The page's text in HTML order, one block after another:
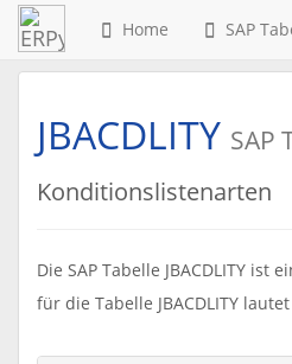
Home SAP
JBACDLITY SAP
Konditionslistenarten
Die SAP Tabelle JBACDLITY
für die Tabelle JBACDLITY